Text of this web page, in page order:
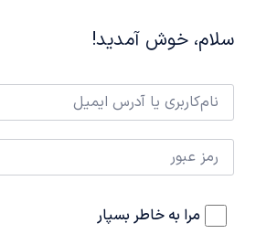
سلام، خوش آمدید!
مرا به خاطر بسپار